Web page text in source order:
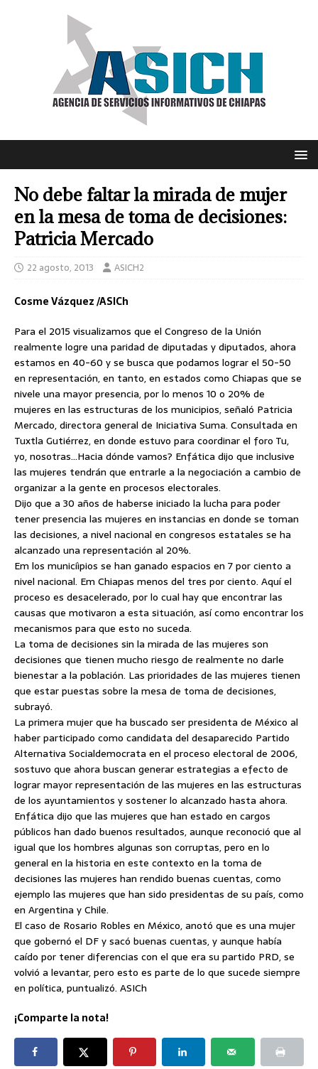
No debe faltar la mirada de mujer
en la mesa de toma de decisiones:
Patricia Mercado
22 agosto, 2013 ASICH2
Cosme Vázquez /ASICh
Para el 2015 visualizamos que el Congreso de la Unión
realmente logre una paridad de diputadas y diputados, ahora
estamos en 40-60 y se busca que podamos lograr el 50-50
en representación, en tanto, en estados como Chiapas que se
nivele una mayor presencia, por lo menos 10 o 20% de
mujeres en las estructuras de los municipios, señaló Patricia
Mercado, directora general de Iniciativa Suma. Consultada en
Tuxtla Gutiérrez, en donde estuvo para coordinar el foro Tu,
yo, nosotras…Hacia dónde vamos? Enfática dijo que inclusive
las mujeres tendrán que entrarle a la negociación a cambio de
organizar a la gente en procesos electorales.
Dijo que a 30 años de haberse iniciado la lucha para poder
tener presencia las mujeres en instancias en donde se toman
las decisiones, a nivel nacional en congresos estatales se ha
alcanzado una representación al 20%.
Em los municiìpios se han ganado espacios en 7 por ciento a
nivel nacional. Em Chiapas menos del tres por ciento. Aquí el
proceso es desacelerado, por lo cual hay que encontrar las
causas que motivaron a esta situación, así como encontrar los
mecanismos para que esto no suceda.
La toma de decisiones sin la mirada de las mujeres son
decisiones que tienen mucho riesgo de realmente no darle
bienestar a la población. Las prioridades de las mujeres tienen
que estar puestas sobre la mesa de toma de decisiones,
subrayó.
La primera mujer que ha buscado ser presidenta de México al
haber participado como candidata del desaparecido Partido
Alternativa Socialdemocrata en el proceso electoral de 2006,
sostuvo que ahora buscan generar estrategias a efecto de
lograr mayor representación de las mujeres en las estructuras
de los ayuntamientos y sostener lo alcanzado hasta ahora.
Enfática dijo que las mujeres que han estado en cargos
públicos han dado buenos resultados, aunque reconoció que al
igual que los hombres algunas son corruptas, pero en lo
general en la historia en este contexto en la toma de
decisiones las mujeres han rendido buenas cuentas, como
ejemplo las mujeres que han sido presidentas de su país, como
en Argentina y Chile.
El caso de Rosario Robles en México, anotó que es una mujer
que gobernó el DF y sacó buenas cuentas, y aunque había
caído por tener diferencias con el que era su partido PRD, se
volvió a levantar, pero esto es parte de lo que sucede siempre
en política, puntualizó. ASICh
¡Comparte la nota!